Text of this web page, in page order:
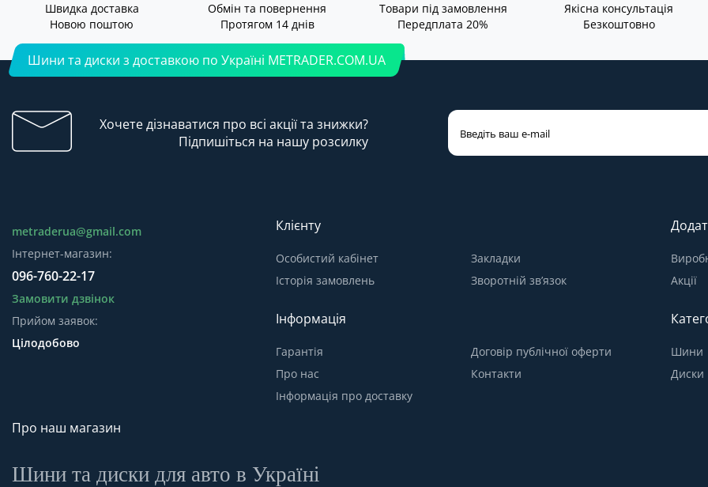
Швидка доставка
Новою поштою
Обмін та повернення
Протягом 14 днів
Товари під замовлення
Передплата 20%
Якісна консультація
Безкоштовно
Шини та диски з доставкою по Україні METRADER.COM.UA
Хочете дізнаватися про всі акції та знижки?
Підпишіться на нашу розсилку
metraderua@gmail.com
Інтернет-магазин:
096-760-22-17
Замовити дзвінок
Прийом заявок:
Цілодобово
Клієнту
Особистий кабінет
Історія замовлень
Закладки
Зворотній зв’язок
Акції
Інформація
Гарантія
Про нас
Інформація про доставку
Договір публічної оферти
Контакти
Шини
Диски
Про наш магазин
Шини та диски для авто в Україні